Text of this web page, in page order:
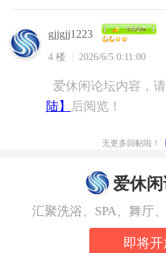
gjjgjj1223
4 楼 2026/6/5 0:11:00
爱休闲论坛内容，
陆】
后阅览！
无更多回帖啦！
爱休
汇聚洗浴、SPA、舞厅
即将